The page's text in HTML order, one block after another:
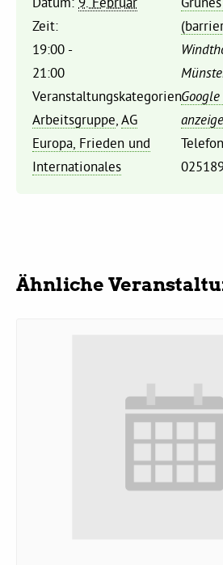
Grünes Zentrum
Personen
Sylvia Rietenberg, MdB
Dorothea Deppermann, MdL
Grüne im
Zeit:
19:00 -
21:00
Veranstaltungskategorien:
Arbeitsgruppe ,AG
Europa, Frieden und
Internationales
Telefon
Ähnliche